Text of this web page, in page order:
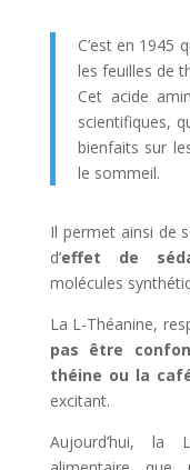
C’est en 1945
les feuilles de
Cet acide
scientifiques,
bienfaits sur
le sommeil.
Il permet ainsi de
d’effet de
molécules
La L-Théanine,
pas être
théine ou la
excitant.
Aujourd’hui, la